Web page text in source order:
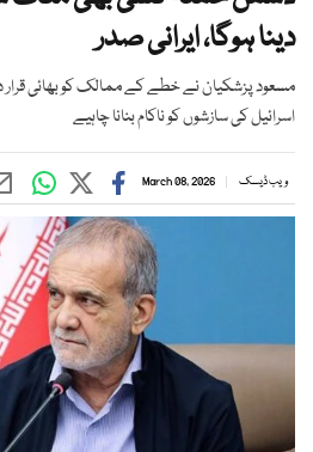
دینا ہوگا، ایرانی صدر
مسعود پزشکیان نے خطے کے ممالک کو بھائی قرار
اسرائیل کی سازشوں کو ناکام بنانا چاہیے
ویب ڈیسک March 08, 2026